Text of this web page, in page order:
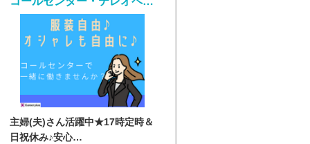
主婦(夫)さん活躍中★17時定時＆
日祝休み♪安心…